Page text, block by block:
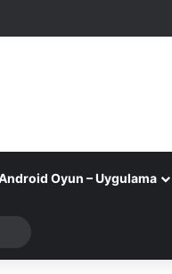
Güncel 2025
Oyun – Uygulama
yap